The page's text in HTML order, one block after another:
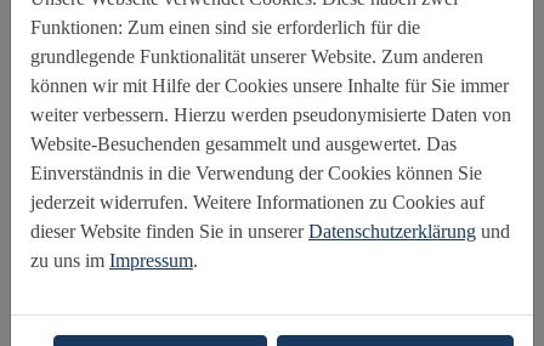
Schlagworte
Altersgrenze Barrierefreiheit
Cybergrooming
Cybermobbing
Darstellungen des sexuellen
Digital Parenting
Digitale Spiele
Gefährdete Kinder
Internet der Dinge
Internetpolitik
Medienerziehung
Medienkompetenz
Funktionen: Zum einen sind sie erforderlich für die
grundlegende Funktionalität unserer Website. Zum anderen
können wir mit Hilfe der Cookies unsere Inhalte für Sie immer
weiter verbessern. Hierzu werden pseudonymisierte Daten von
Website-Besuchenden gesammelt und ausgewertet. Das
Einverständnis in die Verwendung der Cookies können Sie
jederzeit widerrufen. Weitere Informationen zu Cookies auf
dieser Website finden Sie in unsererDatenschutzerklärung und
zu uns im Impressum.